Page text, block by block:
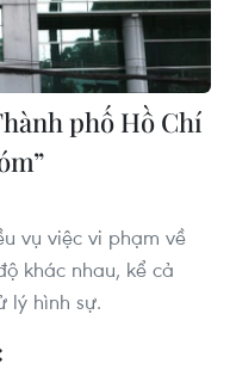
phố Hồ Chí
vụ việc vi phạm về
khác nhau, kể cả
lý hình sự.